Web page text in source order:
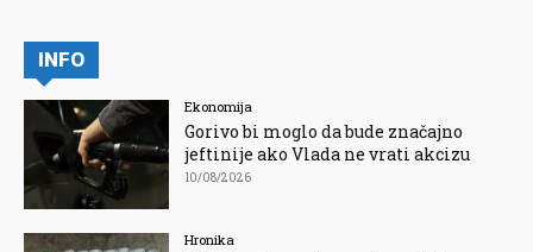
INFO
Ekonomija
Gorivo bi moglo da bude značajno
jeftinije ako Vlada ne vrati akcizu
10/08/2026
Hronika